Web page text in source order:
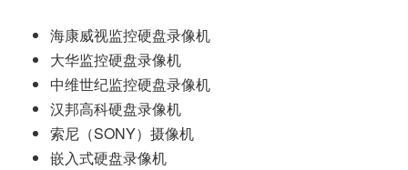
海康威视监控硬盘录像机
大华监控硬盘录像机
中维世纪监控硬盘录像机
汉邦高科硬盘录像机
索尼（SONY）摄像机
嵌入式硬盘录像机